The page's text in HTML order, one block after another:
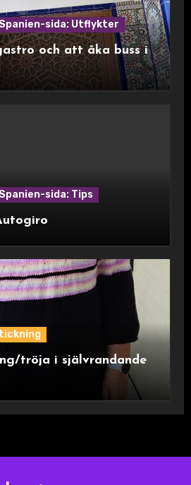
Spanien-sida: Utflykter
och att åka buss i
Spanien-sida: Tips
tröja i självrandande